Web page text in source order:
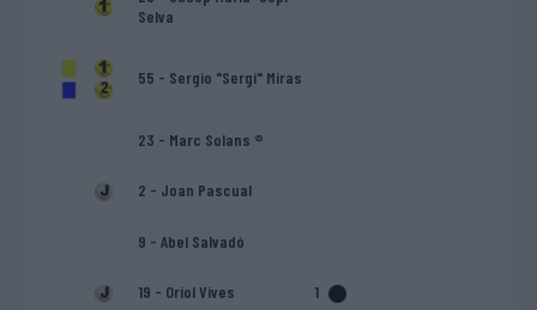
Selva
55 - Sergio "Sergi" Miras
23 - Marc Solans ®
2 - Joan Pascual
9 - Abel Salvadó
19 - Oriol Vives 1